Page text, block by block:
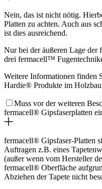
Nein, das ist nicht nötig.
Platten zu achten. Auch aus
ist dies ausreichend.
Nur bei der äußeren Lage der
drei fermacell™
Weitere Informationen finden
Hardie® Produkte im
Muss vor der weiteren
fermacell® Gipsfaserplatten
fermacell® Gipsfaser-Platten
Auftragen z.B. eines
(außer wenn vom Hersteller
fermacell® Oberfläche
Abziehen der Tapete nicht